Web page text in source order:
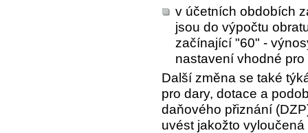
v účetních obdobích
jsou do výpočtu
začínající "60" -
nastavení vhodné pro
Další změna se také
pro dary, dotace a
daňového přiznání
uvést jakožto